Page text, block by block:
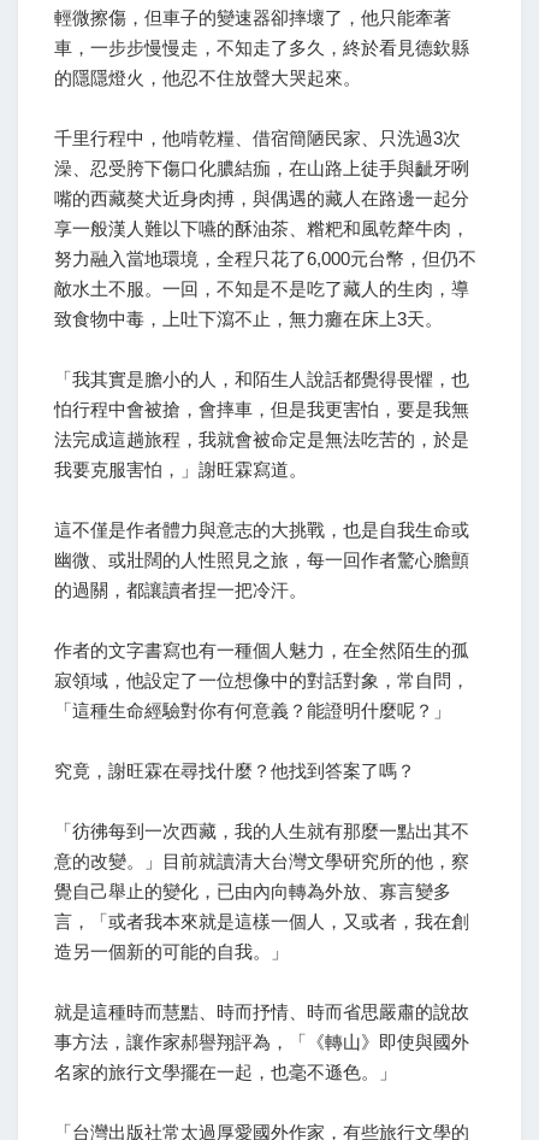
輕微擦傷，但車子的變速器卻摔壞了，他只能牽著
車，一步步慢慢走，不知走了多久，終於看見德欽縣
的隱隱燈火，他忍不住放聲大哭起來。
千里行程中，他啃乾糧、借宿簡陋民家、只洗過3次
澡、忍受胯下傷口化膿結痂，在山路上徒手與齜牙咧
嘴的西藏獒犬近身肉搏，與偶遇的藏人在路邊一起分
享一般漢人難以下嚥的酥油茶、糌粑和風乾犛牛肉，
努力融入當地環境，全程只花了6,000元台幣，但仍不
敵水土不服。一回，不知是不是吃了藏人的生肉，導
致食物中毒，上吐下瀉不止，無力癱在床上3天。
「我其實是膽小的人，和陌生人說話都覺得畏懼，也
怕行程中會被搶，會摔車，但是我更害怕，要是我無
法完成這趟旅程，我就會被命定是無法吃苦的，於是
我要克服害怕，」謝旺霖寫道。
這不僅是作者體力與意志的大挑戰，也是自我生命或
幽微、或壯闊的人性照見之旅，每一回作者驚心膽顫
的過關，都讓讀者捏一把冷汗。
作者的文字書寫也有一種個人魅力，在全然陌生的孤
寂領域，他設定了一位想像中的對話對象，常自問，
「這種生命經驗對你有何意義？能證明什麼呢？」
究竟，謝旺霖在尋找什麼？他找到答案了嗎？
「彷彿每到一次西藏，我的人生就有那麼一點出其不
意的改變。」目前就讀清大台灣文學研究所的他，察
覺自己舉止的變化，已由內向轉為外放、寡言變多
言，「或者我本來就是這樣一個人，又或者，我在創
造另一個新的可能的自我。」
就是這種時而慧黠、時而抒情、時而省思嚴肅的說故
事方法，讓作家郝譽翔評為，「《轉山》即使與國外
名家的旅行文學擺在一起，也毫不遜色。」
「台灣出版社常太過厚愛國外作家，有些旅行文學的